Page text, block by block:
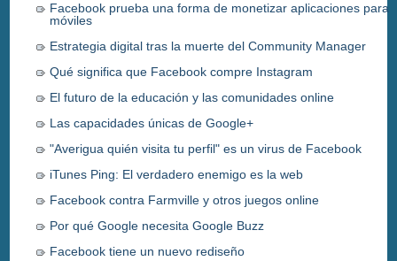
Facebook prueba una forma de monetizar aplicaciones para
móviles
Estrategia digital tras la muerte del Community Manager
Qué significa que Facebook compre Instagram
El futuro de la educación y las comunidades online
Las capacidades únicas de Google+
"Averigua quién visita tu perfil" es un virus de Facebook
iTunes Ping: El verdadero enemigo es la web
Facebook contra Farmville y otros juegos online
Por qué Google necesita Google Buzz
Facebook tiene un nuevo rediseño